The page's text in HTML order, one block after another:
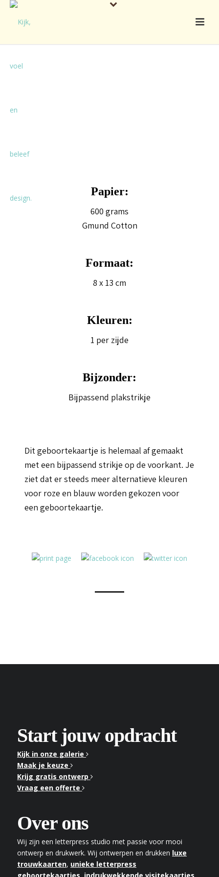
Papier:
600 grams
Gmund Cotton
Formaat:
8 x 13 cm
Kleuren:
1 per zijde
Bijzonder:
Bijpassend plakstrikje
Dit geboortekaartje is helemaal af gemaakt
met een bijpassend strikje op de voorkant. Je
ziet dat er steeds meer alternatieve kleuren
voor roze en blauw worden gekozen voor
een geboortekaartje.
Start jouw opdracht
Kijk in onze galerie
Maak je keuze
Krijg gratis ontwerp
Vraag een offerte
Over ons
Wij zijn een letterpress studio met passie voor mooi
ontwerp en drukwerk. Wij ontwerpen en drukken luxe
trouwkaarten, unieke letterpress